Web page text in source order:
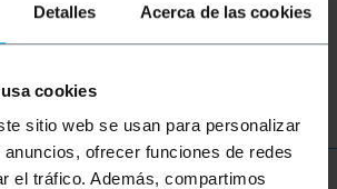
Detalles Acerca de las cookies
cookies
sitio web se usan para personalizar
ofrecer funciones de redes
el tráfico. Además, compartimos
conducteur en cuivre